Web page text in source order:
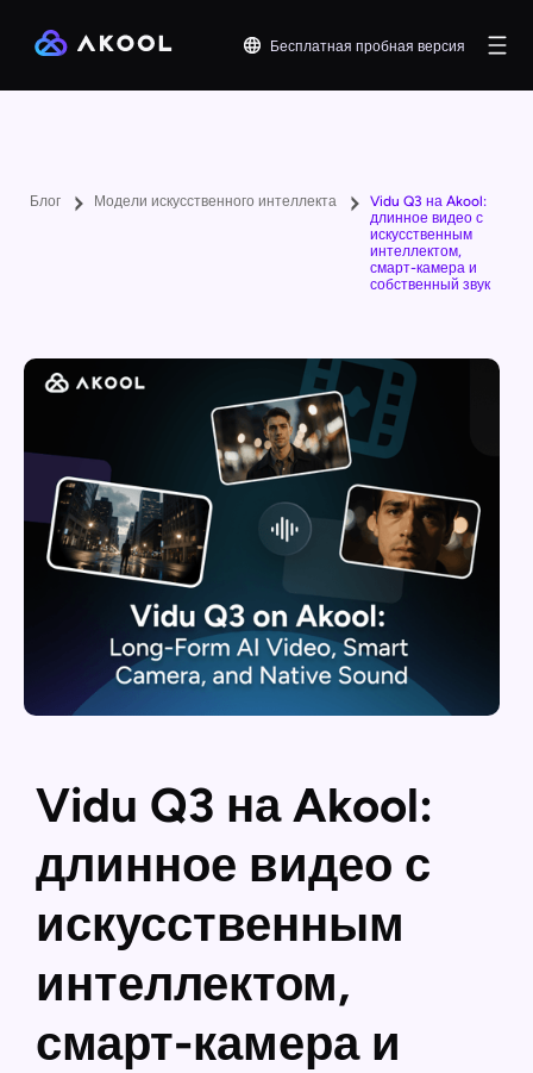
Бесплатная пробная версия
Блог Модели искусственного интеллекта
Vidu Q3 на Akool:
длинное видео с
искусственным
интеллектом,
смарт-камера и
собственный звук
Vidu Q3 на Akool:
длинное видео с
искусственным
интеллектом,
смарт-камера и